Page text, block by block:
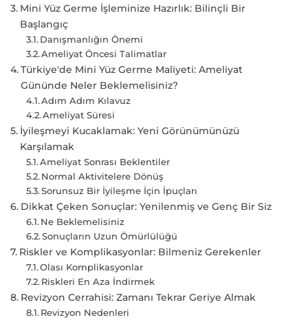
Mini Yüz Germe İşleminize Hazırlık: Bilinçli Bir
Başlangıç
Danışmanlığın Önemi
Ameliyat Öncesi Talimatlar
Türkiye'de Mini Yüz Germe Maliyeti: Ameliyat
Gününde Neler Beklemelisiniz?
Adım Adım Kılavuz
Ameliyat Süresi
İyileşmeyi Kucaklamak: Yeni Görünümünüzü
Karşılamak
Ameliyat Sonrası Beklentiler
Normal Aktivitelere Dönüş
Sorunsuz Bir İyileşme İçin İpuçları
Dikkat Çeken Sonuçlar: Yenilenmiş ve Genç Bir Siz
Ne Beklemelisiniz
Sonuçların Uzun Ömürlülüğü
Riskler ve Komplikasyonlar: Bilmeniz Gerekenler
Olası Komplikasyonlar
Riskleri En Aza İndirmek
Revizyon Cerrahisi: Zamanı Tekrar Geriye Almak
Revizyon Nedenleri